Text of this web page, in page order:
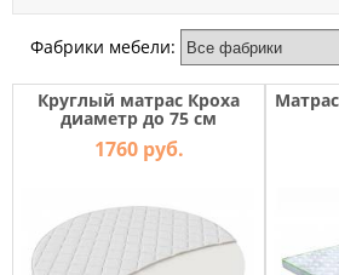
Фабрики мебели:
Круглый матрас Кроха
диаметр до 75 см
1760 руб.
ГОСТИНОЙ
ДЛЯ
ПРИХОЖЕЙ
ОФИСНАЯ
МЕБЕЛЬ